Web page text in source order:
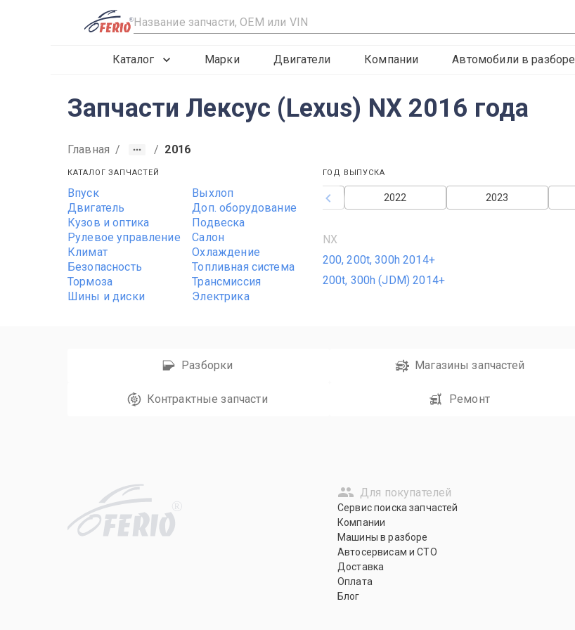
R
Каталог Марки Двигатели Компании Автомобили в разборе
Запчасти Лексус (Lexus) NX 2016 года
Главная / / 2016
КАТАЛОГ ЗАПЧАСТЕЙ
Впуск
Выхлоп
Двигатель
Доп. оборудование
Кузов и оптика
Подвеска
Рулевое управление
Салон
Климат
Охлаждение
Безопасность
Топливная система
Тормоза
Трансмиссия
Шины и диски
Электрика
ГОД ВЫПУСКА
2023
2022
2020
2019
NX
200, 200t, 300h 2014+
200t, 300h (JDM) 2014+
Разборки Магазины запчастей
Контрактные запчасти Ремонт
R
Для покупателей
Сервис поиска запчастей
Компании
Машины в разборе
Автосервисам и СТО
Доставка
Оплата
Блог